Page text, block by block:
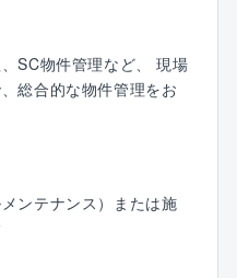
的には土日祝休みとな
する場合は別の日にお
イフバランスをとれる
プできる環境
たるため、様々な業務
ップをしていくことが
SC物件管理など、 現場
総合的な物件管理をお
盤＆利益を社員に還元
アップ実施）
間休日123日、残業は
ンテナンス）または施